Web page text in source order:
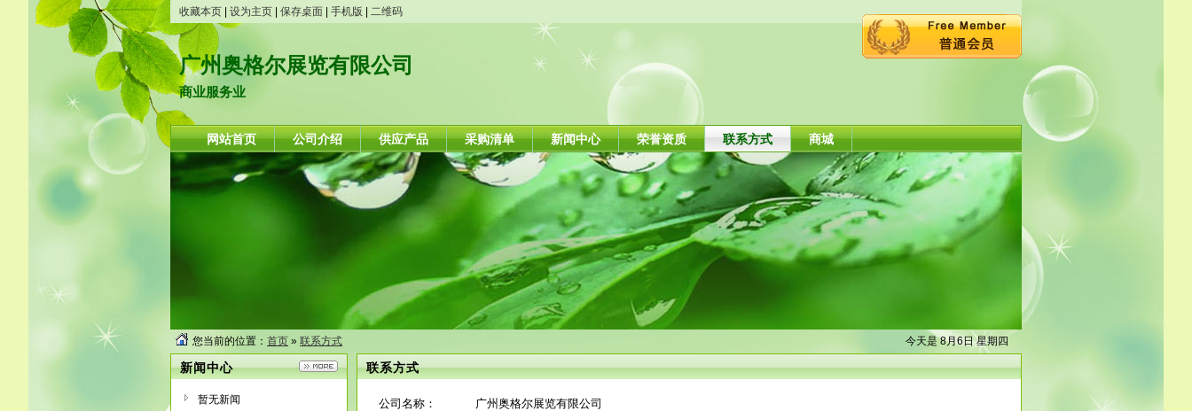
收藏本页 设为主页 保存桌面 手机版 二维码
广州奥格尔展览有限公司
商业服务业
网站首页 公司介绍 供应产品 采购清单 新闻中心 荣誉资质 联系方式 商城
今天是 8月6日 星期四
您当前的位置： 首页 » 联系方式
新闻中心
暂无新闻
联系方式
公司名称： 广州奥格尔展览有限公司